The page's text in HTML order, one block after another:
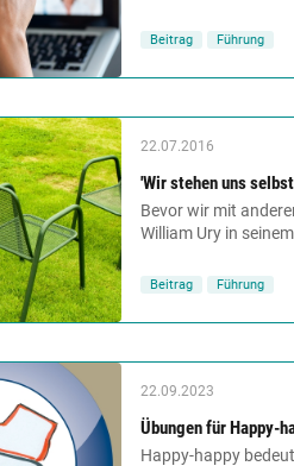
Beitrag Führung
22.07.2016
'Wir stehen uns
Bevor wir mit
William Ury in
Beitrag Führung
22.09.2023
Übungen für Happy-
Happy-happy